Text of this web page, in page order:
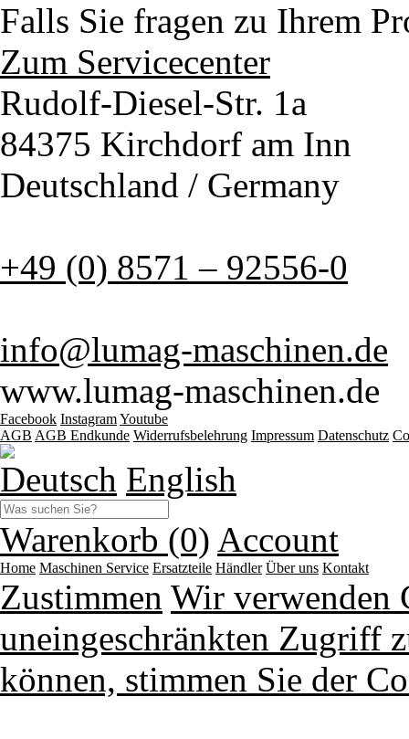
Falls Sie fragen zu Ihrem
Zum Servicecenter
Rudolf-Diesel-Str. 1a
84375 Kirchdorf am Inn
Deutschland / Germany
+49 (0) 8571 – 92556-0
info@lumag-maschinen.de
www.lumag-maschinen.de
Facebook InstagramYoutube
AGB AGB Endkunde Widerrufsbelehrung Impressum Datenschutz
Deutsch English
Warenkorb (0) Account
Home Maschinen Service Ersatzteile Händler Über uns Kontakt
Zustimmen Wir verwenden
uneingeschränkten Zugriff
können, stimmen Sie der